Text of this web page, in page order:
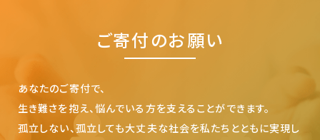
ご寄付のお願い
あなたのご寄付で、
生き難さを抱え、悩んでいる方を支えることができます。
孤立しない、孤立しても大丈夫な社会を私たちとともに実現し